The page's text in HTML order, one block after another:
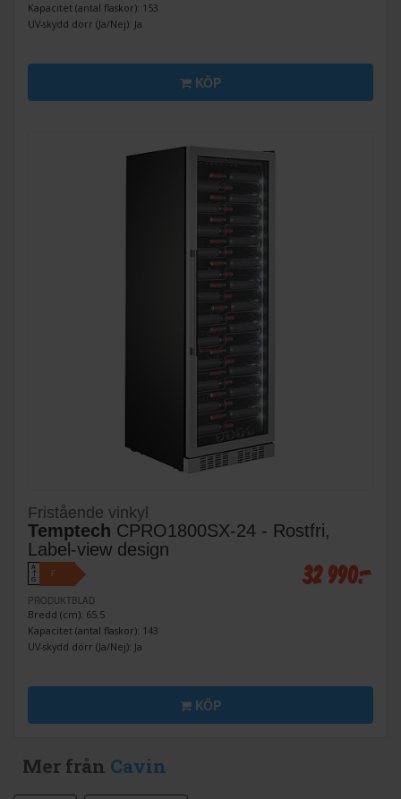
Kapacitet (antal flaskor): 153
UV-skydd dörr (Ja/Nej): Ja
KÖP
Fristående vinkyl
Temptech CPRO1800SX-24 - Rostfri,
Label-view design
A
↑
G
F
PRODUKTBLAD
Bredd (cm): 65.5
Kapacitet (antal flaskor): 143
UV-skydd dörr (Ja/Nej): Ja
32 990:-
KÖP
Mer från Cavin